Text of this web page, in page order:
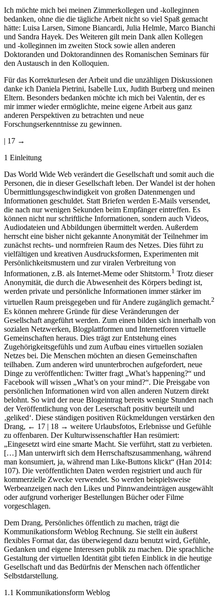
Ich möchte mich bei meinen Zimmerkollegen und -kolleginnen
bedanken, ohne die die tägliche Arbeit nicht so viel Spaß gemacht
hätte: Luisa Larsen, Simone Biancardi, Julia Helmle, Marco Bianchi
und Sandra Hayek. Des Weiteren gilt mein Dank allen Kollegen
und -kolleginnen im zweiten Stock sowie allen anderen
Doktoranden und Doktorandinnen des Romanischen Seminars für
den Austausch in den Kolloquien.
Für das Korrekturlesen der Arbeit und die unzähligen Diskussionen
danke ich Daniela Pietrini, Isabelle Lux, Judith Burberg und meinen
Eltern. Besonders bedanken möchte ich mich bei Valentin, der es
mir immer wieder ermöglichte, meine eigene Arbeit aus ganz
anderen Perspektiven zu betrachten und neue
Forschungserkenntnisse zu gewinnen.
| 17 →
1 Einleitung
Das World Wide Web verändert die Gesellschaft und somit auch die
Personen, die in dieser Gesellschaft leben. Der Wandel ist der hohen
Übermittlungsgeschwindigkeit von großen Datenmengen und
Informationen geschuldet. Statt Briefen werden E-Mails versendet,
die nach nur wenigen Sekunden beim Empfänger eintreffen. Es
können nicht nur schriftliche Informationen, sondern auch Videos,
Audiodateien und Abbildungen übermittelt werden. Außerdem
herrscht eine bisher nicht gekannte Anonymität der Teilnehmer im
zunächst rechts- und normfreien Raum des Netzes. Dies führt zu
vielfältigen und kreativen Ausdrucksformen, Experimenten mit
Persönlichkeitsmustern und zur viralen Verbreitung von
Informationen, z.B. als Internet-Meme oder Shitstorm.1 Trotz dieser
Anonymität, die durch die Abwesenheit des Körpers bedingt ist,
werden private und persönliche Informationen immer stärker im
virtuellen Raum preisgegeben und für Andere zugänglich gemacht.2
Es können mehrere Gründe für diese Veränderungen der
Gesellschaft angeführt werden. Zum einen bilden sich innerhalb von
sozialen Netzwerken, Blogplattformen und Internetforen virtuelle
Gemeinschaften heraus. Dies trägt zur Entstehung eines
Zugehörigkeitsgefühls und zum Aufbau eines virtuellen sozialen
Netzes bei. Die Menschen möchten an diesen Gemeinschaften
teilhaben. Zum anderen wird ununterbrochen aufgefordert, neue
Dinge zu veröffentlichen: Twitter fragt „What’s happening?“ und
Facebook will wissen „What’s on your mind?“. Die Preisgabe von
persönlichen Informationen wird von allen anderen Nutzern direkt
belohnt. So wird der neue Blogeintrag bereits wenige Stunden nach
der Veröffentlichung von der Leserschaft positiv beurteilt und
‚geliked‘. Diese ständigen positiven Rückmeldungen verstärken den
Drang, ← 17 | 18 → weitere Urlaubsfotos, Erlebnisse und Gefühle
zu offenbaren. Der Kulturwissenschaftler Han resümiert:
„Eingesetzt wird eine smarte Macht. Sie verführt, statt zu verbieten.
[…] Man unterwirft sich dem Herrschaftszusammenhang, während
man konsumiert, ja, während man Like-Buttons klickt“ (Han 2014:
107). Die veröffentlichten Daten werden registriert und auch für
kommerzielle Zwecke verwendet. So werden beispielsweise
Werbeanzeigen nach den Likes und Pinnwandeinträgen ausgewählt
oder aufgrund vorheriger Bestellungen Bücher oder Filme
vorgeschlagen.
Dem Drang, Persönliches öffentlich zu machen, trägt die
Kommunikationsform Weblog Rechnung. Sie stellt ein äußerst
flexibles Format dar, das überwiegend dazu benutzt wird, Gefühle,
Gedanken und eigene Interessen publik zu machen. Die sprachliche
Gestaltung der virtuellen Identität gibt tiefen Einblick in die heutige
Gesellschaft und das Bedürfnis der Menschen nach öffentlicher
Selbstdarstellung.
1.1 Kommunikationsform Weblog